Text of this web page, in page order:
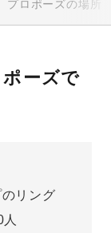
プロポーズの場所
ーズで
リング
の体験談